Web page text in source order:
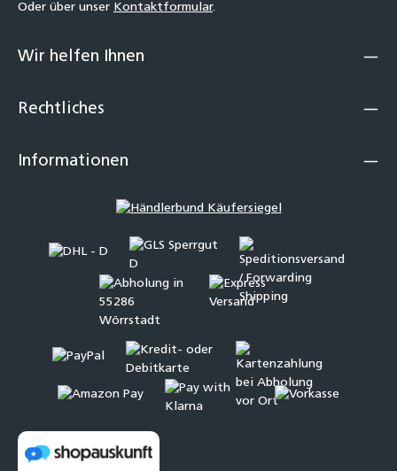
Oder über unser Kontaktformular.
Wir helfen Ihnen
Rechtliches
Informationen